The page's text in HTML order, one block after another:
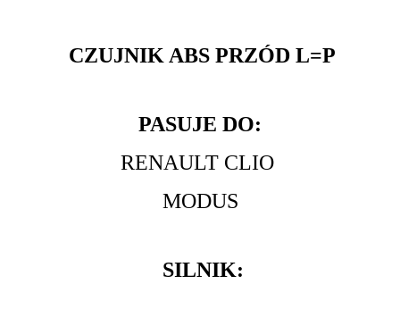
CZUJNIK ABS PRZÓD L=P
PASUJE DO:
RENAULT CLIO
MODUS
SILNIK: